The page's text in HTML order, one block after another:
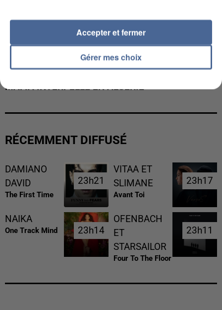
MAFIA INTERPELLÉ EN ALGÉRIE
RÉCEMMENT DIFFUSÉ
DAMIANO
DAVID
The First Time
23h21
23h21
VITAA ET
SLIMANE
Avant Toi
23h17
23h17
NAIKA
One Track Mind 23h14
23h14
OFENBACH
ET
STARSAILOR
Four To The Floor
23h11
23h11
Gérer mes choix
Accepter et fermer